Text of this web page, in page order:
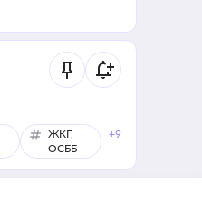
ЖКГ,
ОСББ
+9